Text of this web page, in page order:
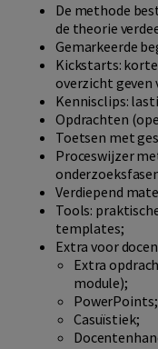
De methode
de theorie
Gemarkeerde
Kickstarts:
overzicht geven
Kennisclips:
Opdrachten
Toetsen met
Proceswijzer
Verdiepend
Tools:
templates;
Extra voor
Extra
module);
PowerPoints;
Casuïstiek;